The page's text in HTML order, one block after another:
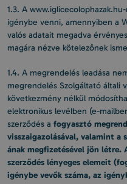
1.3. A
igénybe venni, amennyiben a
valós adatait megadva
magára nézve kötelezőnek
1.4. A megrendelés leadása
megrendelés Szolgáltató általi
következmény nélkül
elektronikus levélben (e-
szerződés a fogyasztó
visszaigazolásával, valamint a
ának megfizetésével jön létre.
szerződés lényeges elemeit
igénybe vevők száma, az